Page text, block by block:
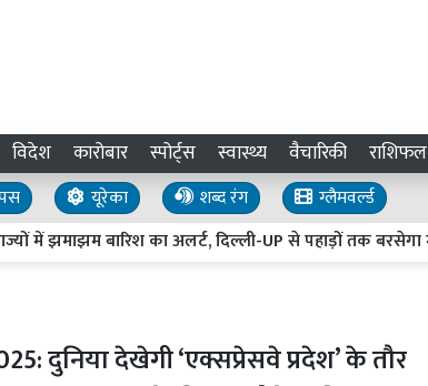
विदेश कारोबार स्पोर्ट्स स्वास्थ्य वैचारिकी राशिफल
यूरेका शब्द रंग
ग्लैमवर्ल्ड
बारिश का अलर्ट, दिल्ली-UP से पहाड़ों तक बरसेगा मॉनसून
दुनिया देखेगी ‘एक्सप्रेसवे प्रदेश’ के तौर